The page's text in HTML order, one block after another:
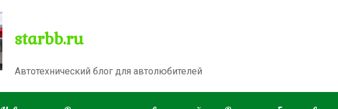
starbb.ru
Автотехнический блог для автолюбителей